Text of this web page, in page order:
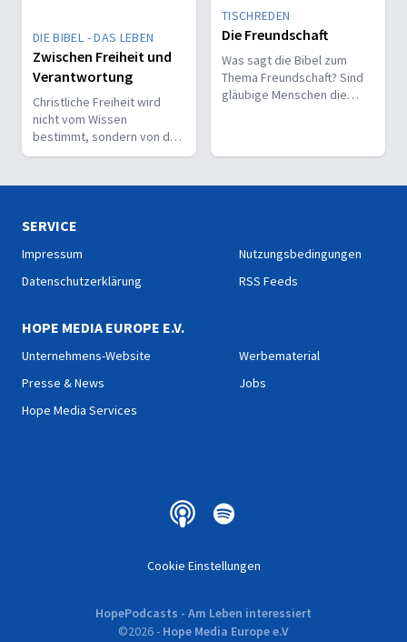
DIE BIBEL - DAS LEBEN
Zwischen Freiheit und
Verantwortung
Christliche Freiheit wird
nicht vom Wissen
bestimmt, sondern von der
Beziehung zum Nächsten –
TISCHREDEN
Die Freundschaft
Was sagt die Bibel zum
Thema Freundschaft? Sind
gläubige Menschen die
SERVICE
Impressum
Datenschutzerklärung
Nutzungsbedingungen
RSS Feeds
HOPE MEDIA EUROPE E.V.
Unternehmens-Website
Presse & News
Hope Media Services
Werbematerial
Jobs
Cookie Einstellungen
HopePodcasts - Am Leben interessiert
©2026- Hope Media Europe e.V